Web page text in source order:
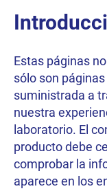
Estas páginas
sólo son
suministrada a
nuestra
laboratorio. El
producto debe
comprobar la
aparece en los